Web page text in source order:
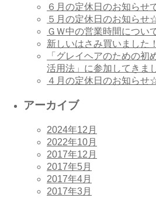
６月の定休日のお知らせ
５月の定休日のお知らせ
ＧＷ中の営業時間につい
新しいはさみ買いました
「グレイヘアのための
活用法」に参加してきま
４月の定休日のお知らせ
アーカイブ
2024年12月
2022年10月
2017年12月
2017年5月
2017年4月
2017年3月